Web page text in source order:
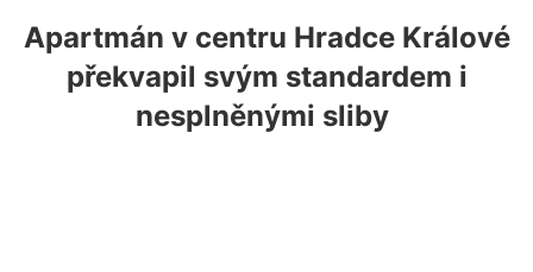
Apartmán v centru Hradce Králové
překvapil svým standardem i
nesplněnými sliby